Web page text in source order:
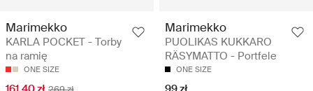
Marimekko
KARLA POCKET - Torby
na ramię
ONE SIZE
Marimekko
PUOLIKAS KUKKARO
RÄSYMATTO - Portfele
ONE SIZE